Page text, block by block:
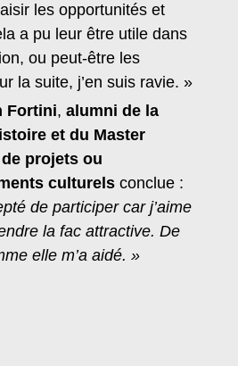
les opportunités et
a pu leur être utile dans
ou peut-être les
la suite, j’en suis ravie. »
Fortini, alumni de la
et du Master
projets ou
culturels conclue :
de participer car j’aime
la fac attractive. De
elle m’a aidé. »